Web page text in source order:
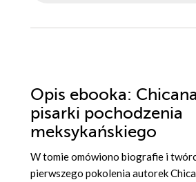
Opis ebooka:
pisarki pochodzenia
meksykańskiego
W tomie omówiono biografie i
pierwszego pokolenia autorek